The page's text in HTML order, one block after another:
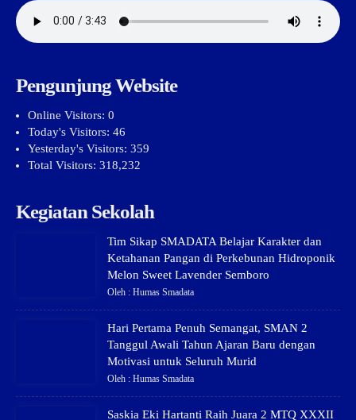
Pengunjung Website
Online Visitors: 0
Today's Visitors: 46
Yesterday's Visitors: 359
Total Visitors: 318,232
Kegiatan Sekolah
Tim Sikap SMADATA Belajar Karakter dan
Ketahanan Pangan di Perkebunan Hidroponik
Melon Sweet Lavender Semboro
Oleh : Humas Smadata
Hari Pertama Penuh Semangat, SMAN 2
Tanggul Awali Tahun Ajaran Baru dengan
Motivasi untuk Seluruh Murid
Oleh : Humas Smadata
Saskia Eki Hartanti Raih Juara 2 MTQ XXXII